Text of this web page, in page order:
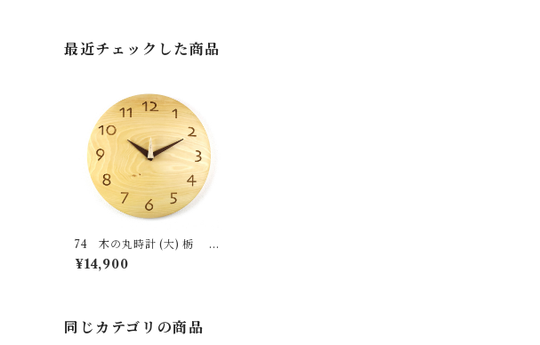
最近チェックした商品
74 木の丸時計 (大) 栃 国
産 一点物 SWING オリジナ
ル 無垢 新築祝い 結婚祝い
¥14,900
同じカテゴリの商品